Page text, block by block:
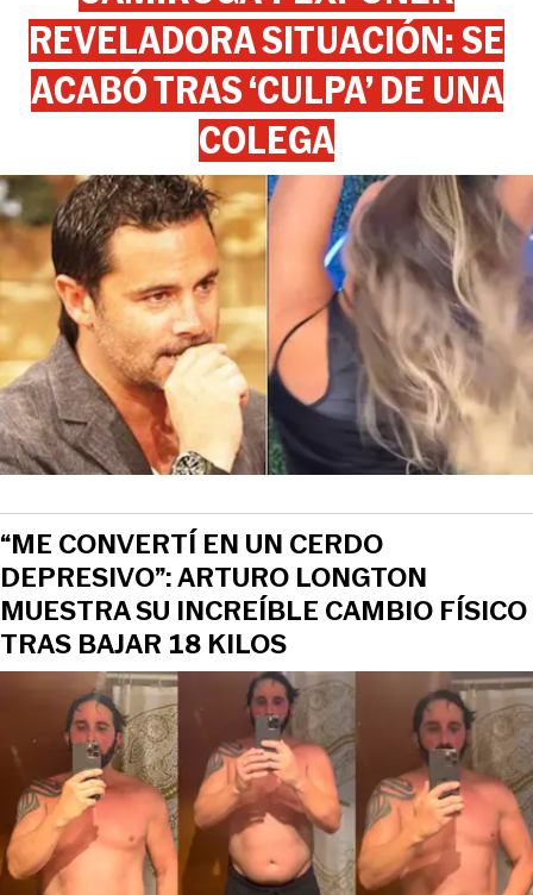
REVELADORA SITUACIÓN: SE
ACABÓ TRAS ‘CULPA’ DE UNA
COLEGA
“ME CONVERTÍ EN UN CERDO
DEPRESIVO”: ARTURO LONGTON
MUESTRA SU INCREÍBLE CAMBIO FÍSICO
TRAS BAJAR 18 KILOS